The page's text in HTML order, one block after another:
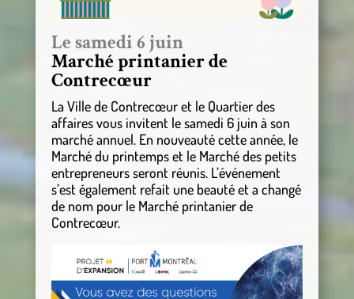
Le samedi 6 juin
Marché printanier de
Contrecœur
La Ville de Contrecœur et le Quartier des
affaires vous invitent le samedi 6 juin à son
marché annuel. En nouveauté cette année, le
Marché du printemps et le Marché des petits
entrepreneurs seront réunis. L’événement
s’est également refait une beauté et a changé
de nom pour le Marché printanier de
Contrecœur.